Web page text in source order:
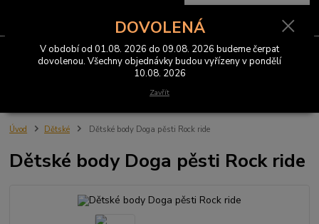
Menu
0 Kč
Úvod Dětské Dětské body Doga pěsti Rock ride
Dětské body Doga pěsti Rock ride
DOVOLENÁ
V období od 01.08. 2026 do 09.08. 2026 budeme čerpat
dovolenou. Všechny objednávky budou vyřízeny v pondělí
10.08. 2026
Zavřít